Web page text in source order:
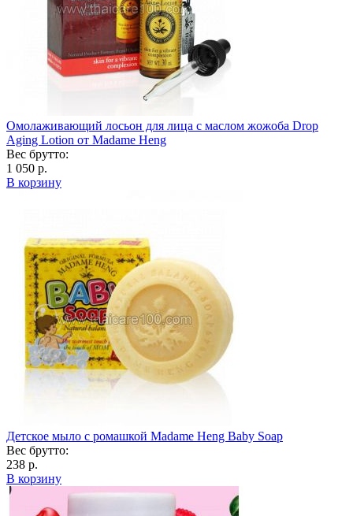
Омолаживающий лосьон для лица с маслом жожоба Drop
Aging Lotion от Madame Heng
Вес брутто:
1 050 р.
В корзину
Детское мыло c ромашкой Madame Heng Baby Soap
Вес брутто:
238 р.
В корзину